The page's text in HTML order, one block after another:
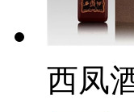
西凤